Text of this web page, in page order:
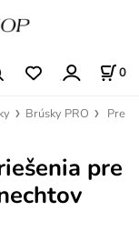
0
Brúsky PRO
Pre
pre